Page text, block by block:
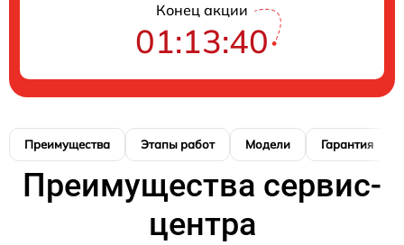
Конец акции
01:13:40
Преимущества Этапы работ Модели Гарантия
Преимущества сервис-
центра